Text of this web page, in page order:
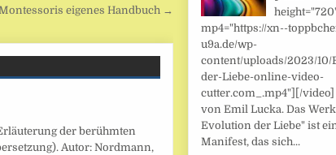
eigenes Handbuch →
der berühmten
Autor: Nordmann,
mp4="https://xn--
u9a.de/wp-
content/uploads/2023/
der-Liebe-online-video-
cutter.com_.mp4"][/video]
von Emil Lucka. Das
Evolution der Liebe" ist
Manifest, das sich...